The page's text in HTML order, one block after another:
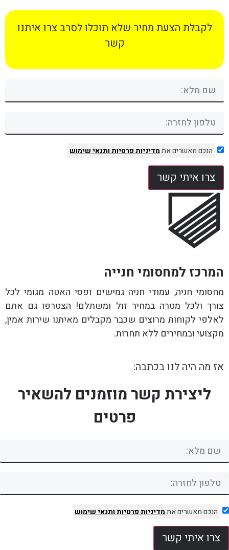
לקבלת הצעת מחיר שלא תוכלו לסרב צרו איתנו
קשר
הנכם מאשרים אתמדיניות פרטיותותנאי שימוש
צרו איתי קשר
המרכז למחסומי חנייה
מחסומי חניה, עמודי חניה גמישים ופסי האטה מגומי לכל
צורך ולכל מטרה במחיר זול ומשתלם! הצטרפו גם אתם
לאלפי לקוחות מרוצים שכבר מקבלים מאיתנו שירות אמין,
מקצועי ובמחירים ללא תחרות.
אז מה היה לנו בכתבה:
ליצירת קשר מוזמנים להשאיר
פרטים
הנכם מאשרים אתמדיניות פרטיותותנאי שימוש
צרו איתי קשר